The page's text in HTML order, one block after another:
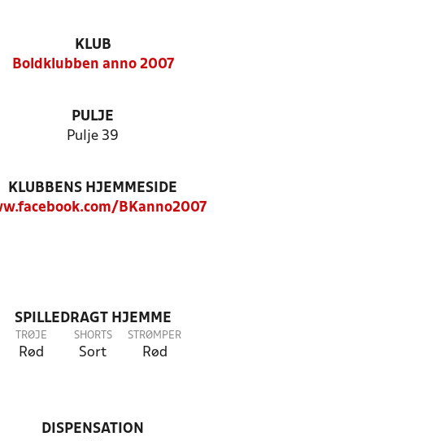
KLUB
Boldklubben anno 2007
PULJE
Pulje 39
KLUBBENS HJEMMESIDE
BKanno2007
SPILLEDRAGT HJEMME
TRØJE
Rød
SHORTS
Sort
STRØMPER
Rød
DISPENSATION